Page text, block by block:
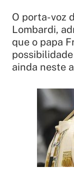
O porta-voz
Lombardi,
que o papa
ainda neste